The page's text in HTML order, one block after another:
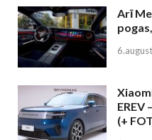
Arī
EREV
(+